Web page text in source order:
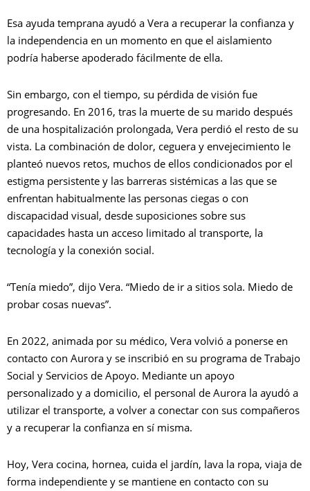
Esa ayuda temprana ayudó a Vera a recuperar la confianza y
la independencia en un momento en que el aislamiento
podría haberse apoderado fácilmente de ella.
Sin embargo, con el tiempo, su pérdida de visión fue
progresando. En 2016, tras la muerte de su marido después
de una hospitalización prolongada, Vera perdió el resto de su
vista. La combinación de dolor, ceguera y envejecimiento le
planteó nuevos retos, muchos de ellos condicionados por el
estigma persistente y las barreras sistémicas a las que se
enfrentan habitualmente las personas ciegas o con
discapacidad visual, desde suposiciones sobre sus
capacidades hasta un acceso limitado al transporte, la
tecnología y la conexión social.
“Tenía miedo”, dijo Vera. “Miedo de ir a sitios sola. Miedo de
probar cosas nuevas”.
En 2022, animada por su médico, Vera volvió a ponerse en
contacto con Aurora y se inscribió en su programa de Trabajo
Social y Servicios de Apoyo. Mediante un apoyo
personalizado y a domicilio, el personal de Aurora la ayudó a
utilizar el transporte, a volver a conectar con sus compañeros
y a recuperar la confianza en sí misma.
Hoy, Vera cocina, hornea, cuida el jardín, lava la ropa, viaja de
forma independiente y se mantiene en contacto con su